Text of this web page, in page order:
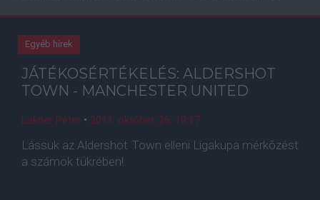
Egyéb hírek
JÁTÉKOSÉRTÉKELÉS: ALDERSHOT
TOWN - MANCHESTER UNITED
Lakner Péter • 2011. október. 26. 10:17
Lássuk az Aldershot Town elleni Ligakupa mérkõzést
a számok tükrében!